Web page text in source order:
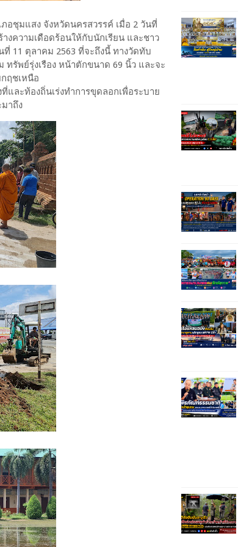
อชุมแสง จังหวัดนครสวรรค์ เมื่อ 2 วันที่
งความเดือดร้อนให้กับนักเรียน และชาว
11 ตุลาคม 2563 ที่จะถึงนี้ ทางวัดทับ
รัพย์รุ่งเรือง หน้าตักขนาด 69 นิ้ว และจะ
ฤชเหนือ
ละท้องถิ่นเร่งทำการขุดลอกเพื่อระบาย
าถึง